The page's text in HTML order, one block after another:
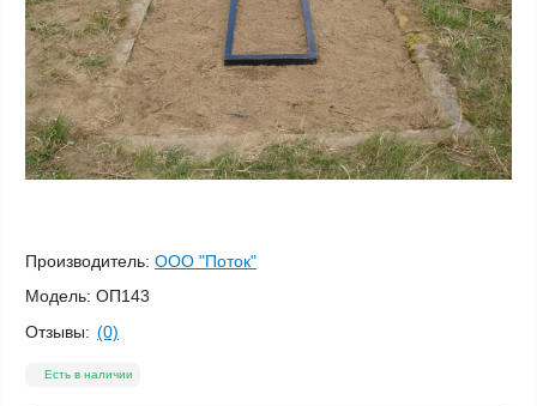
Производитель: ООО "Поток"
Модель: ОП143
Отзывы: (0)
Есть в наличии